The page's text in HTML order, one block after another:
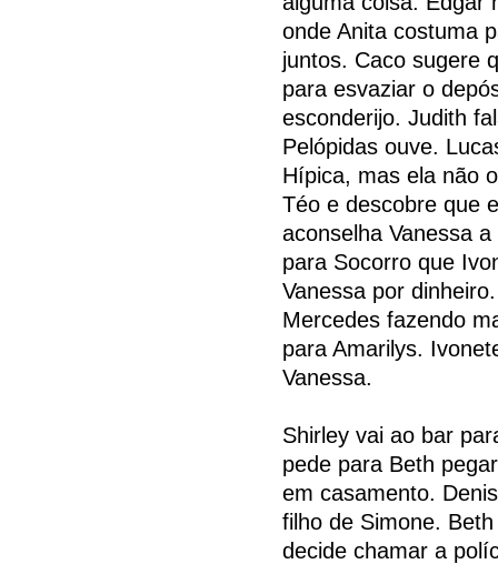
onde Anita costuma
juntos. Caco sugere
para esvaziar o
esconderijo. Judith
Pelópidas ouve.
Hípica, mas ela não
Téo e descobre que
aconselha Vanessa
para Socorro que
Vanessa por
Mercedes fazendo
para Amarilys.
Vanessa.
Shirley vai ao bar
pede para Beth
em casamento.
filho de Simone.
decide chamar a